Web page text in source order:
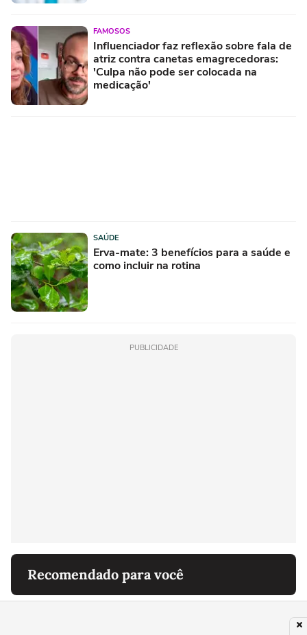
FAMOSOS
Influenciador faz reflexão sobre fala de
atriz contra canetas emagrecedoras:
'Culpa não pode ser colocada na
medicação'
SAÚDE
Erva-mate: 3 benefícios para a saúde e
como incluir na rotina
PUBLICIDADE
Recomendado para você